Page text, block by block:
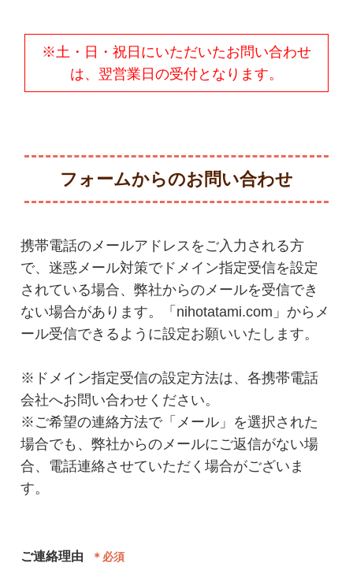
※土・日・祝日にいただいたお問い合わせ
は、翌営業日の受付となります。
フォームからのお問い合わせ
携帯電話のメールアドレスをご入力される方
で、迷惑メール対策でドメイン指定受信を設定
されている場合、弊社からのメールを受信でき
ない場合があります。「nihotatami.com」からメ
ール受信できるように設定お願いいたします。
※ドメイン指定受信の設定方法は、各携帯電話
会社へお問い合わせください。
※ご希望の連絡方法で「メール」を選択された
場合でも、弊社からのメールにご返信がない場
合、電話連絡させていただく場合がございま
す。
ご連絡理由 ＊必須